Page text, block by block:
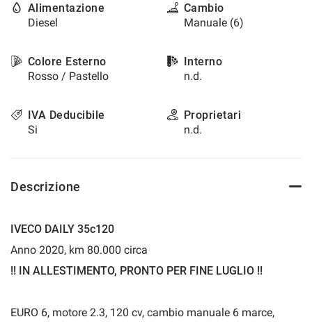
Alimentazione
Diesel
Cambio
Manuale (6)
Colore Esterno
Rosso / Pastello
Interno
n.d.
IVA Deducibile
Si
Proprietari
n.d.
Descrizione
IVECO DAILY 35c120
Anno 2020, km 80.000 circa
!! IN ALLESTIMENTO, PRONTO PER FINE LUGLIO !!
EURO 6, motore 2.3, 120 cv, cambio manuale 6 marce,
e
sul
questi
strumenti
si
rimanda
cookie
Puoi
modificare
tue
scelte
momento.